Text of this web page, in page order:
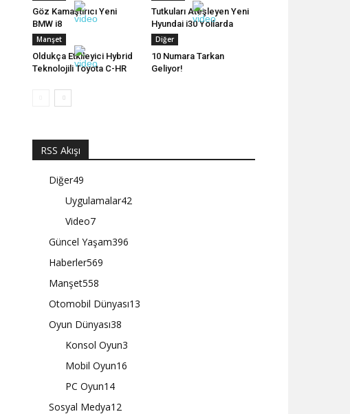
Göz Kamaştırıcı Yeni
BMW i8
Tutkuları Ateşleyen Yeni
Hyundai i30 Yollarda
Manşet
Oldukça Etkileyici Hybrid
Teknolojili Toyota C-HR
Diğer
10 Numara Tarkan
Geliyor!
RSS Akışı
Diğer49
Uygulamalar42
Video7
Güncel Yaşam396
Haberler569
Manşet558
Otomobil Dünyası13
Oyun Dünyası38
Konsol Oyun3
Mobil Oyun16
PC Oyun14
Sosyal Medya12